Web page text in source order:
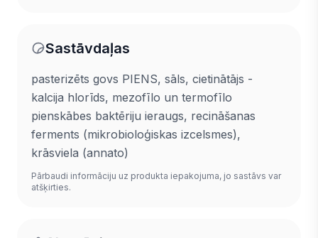
Sastāvdaļas
pasterizēts govs PIENS, sāls, cietinātājs -
kalcija hlorīds, mezofīlo un termofīlo
pienskābes baktēriju ieraugs, recināšanas
ferments (mikrobioloģiskas izcelsmes),
krāsviela (annato)
Pārbaudi informāciju uz produkta iepakojuma, jo sastāvs var
atšķirties.